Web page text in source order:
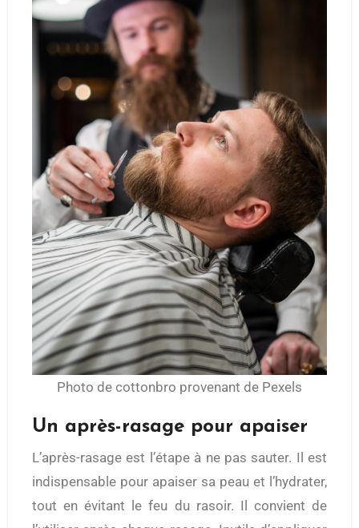
Photo de cottonbro provenant de Pexels
Un après-rasage pour apaiser
L’après-rasage est l’étape à ne pas sauter. Il est
indispensable pour apaiser sa peau et l’hydrater,
tout en évitant le feu du rasoir. Il convient de